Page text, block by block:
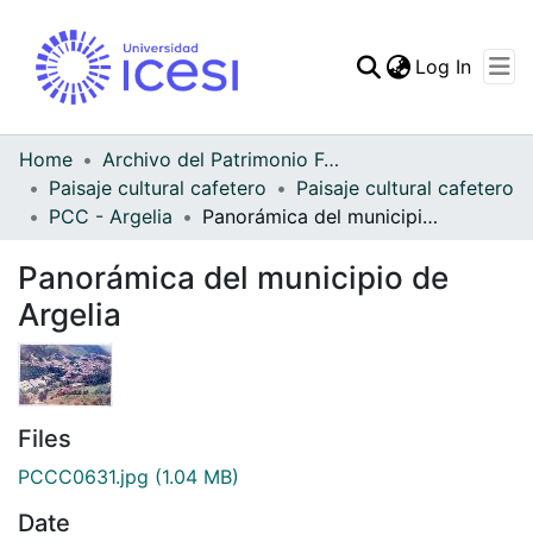
Statistics
Log In
Home
Archivo del Patrimonio Fotográfico y Fílmico del Valle del Cauca
Paisaje cultural cafetero
Paisaje cultural cafetero
PCC - Argelia
Panorámica del municipio de Argelia
Panorámica del municipio de
Argelia
Files
PCCC0631.jpg (1.04 MB)
Date